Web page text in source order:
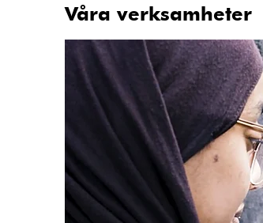
Våra verksamheter